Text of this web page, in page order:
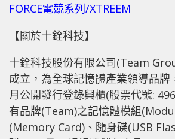
FORCE電競系列/XTREEM
【關於十銓科技】
十銓科技股份有限公司(Team
成立，為全球記憶體產業領導品牌
月公開發行登錄興櫃(股票代號:
有品牌(Team)之記憶體模組
(Memory Card)、隨身碟(USB